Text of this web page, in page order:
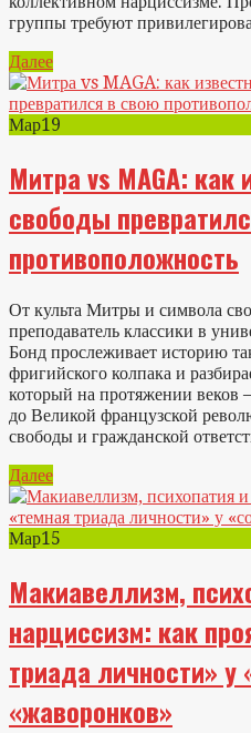
группы требуют
Далее
Мар19
Митра vs MAGA:
свободы
противоположность
От культа Митры и символа
преподаватель классики в
Бонд прослеживает историю
фригийского колпака и
который на протяжении
до Великой французской
свободы и гражданской
Далее
Мар15
Макиавеллизм,
нарциссизм: как
триада личности» у
«жаворонков»